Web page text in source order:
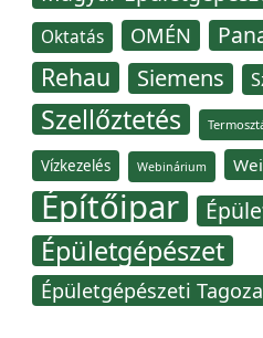
Oktatás OMÉN
Rehau Siemens
Szellőztetés
Vízkezelés Webinárium
Építőipar
Épületgépészet
Épületgépészeti